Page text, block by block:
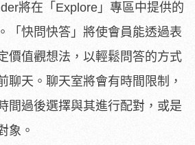
將在「Explore」專區中提供的
「快問快答」將使會員能透過表
價值觀想法，以輕鬆問答的方式
聊天。聊天室將會有時間限制，
間過後選擇與其進行配對，或是
象。